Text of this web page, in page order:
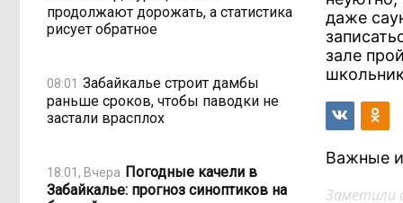
продолжают дорожать, а статистика
рисует обратное
08:01 Забайкалье строит дамбы
раньше сроков, чтобы паводки не
застали врасплох
18:01, Вчера Погодные качели в
Забайкалье: прогноз синоптиков на
даже
зале
Важные
Заметили